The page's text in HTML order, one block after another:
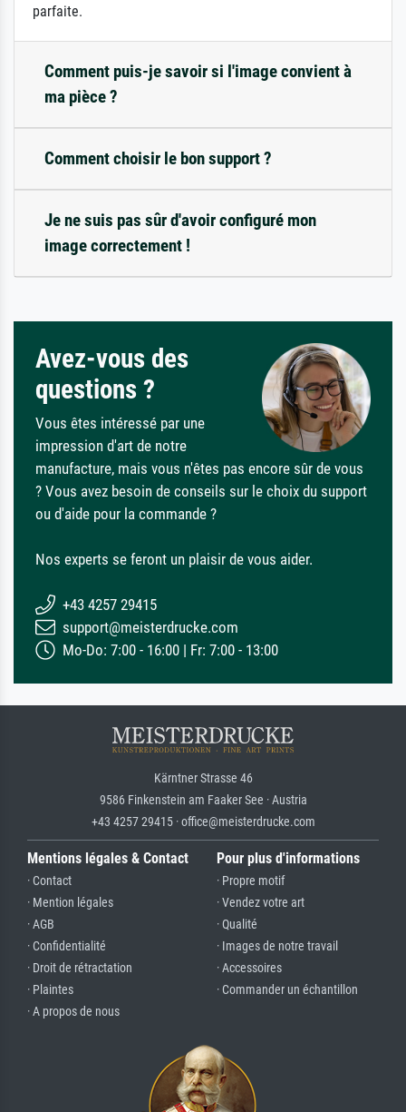
parfaite.
Comment puis-je savoir si l'image convient à
ma pièce ?
Comment choisir le bon support ?
Je ne suis pas sûr d'avoir configuré mon
image correctement !
Avez-vous des
questions ?
Vous êtes intéressé par une
impression d'art de notre
manufacture, mais vous n'êtes pas encore sûr de vous
? Vous avez besoin de conseils sur le choix du support
ou d'aide pour la commande ?
Nos experts se feront un plaisir de vous aider.
+43 4257 29415
support@meisterdrucke.com
Mo-Do: 7:00 - 16:00 | Fr: 7:00 - 13:00
Kärntner Strasse 46
9586 Finkenstein am Faaker See · Austria
+43 4257 29415 · office@meisterdrucke.com
Mentions légales & Contact
· Contact
· Mention légales
· AGB
· Confidentialité
· Droit de rétractation
· Plaintes
· A propos de nous
Pour plus d'informations
· Propre motif
· Vendez votre art
· Qualité
· Images de notre travail
· Accessoires
· Commander un échantillon